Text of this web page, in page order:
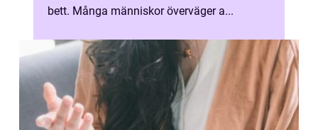
bett. Många människor överväger a...